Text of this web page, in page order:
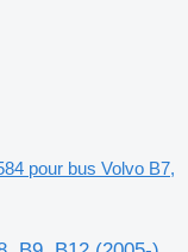
pour bus Volvo B7,